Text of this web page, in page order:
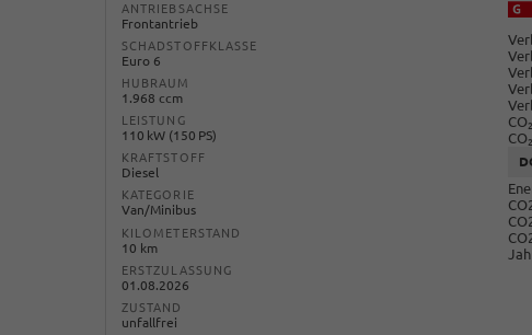
ANTRIEBSACHSE
Frontantrieb
SCHADSTOFFKLASSE
Euro 6
HUBRAUM
1.968 ccm
LEISTUNG
110 kW (150 PS)
KRAFTSTOFF
Diesel
KATEGORIE
Van/Minibus
KILOMETERSTAND
10 km
ERSTZULASSUNG
01.08.2026
ZUSTAND
unfallfrei
CO
CO